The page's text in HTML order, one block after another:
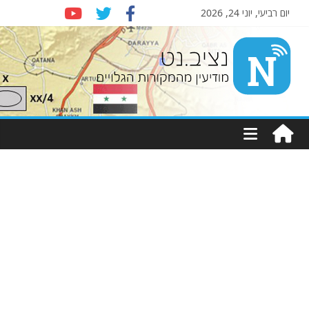
יום רביעי, יוני 24, 2026
Nziv.net
מודיעין
מהמקורות